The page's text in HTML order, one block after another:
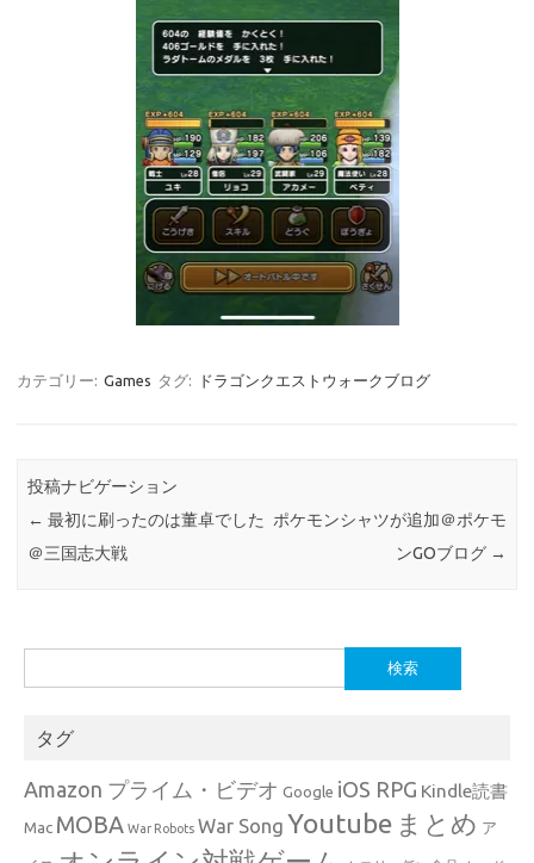
カテゴリー: Games タグ: ドラゴンクエストウォークブログ
投稿ナビゲーション
← 最初に刷ったのは董卓でした
＠三国志大戦
ポケモンシャツが追加＠ポケモ
ンGOブログ →
索:
タグ
Amazon プライム・ビデオ Google iOS RPG Kindle読書
Mac MOBA War Robots War Song Youtube まとめ ア